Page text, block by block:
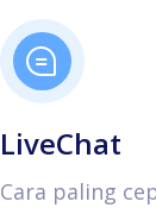
LiveChat
Cara paling